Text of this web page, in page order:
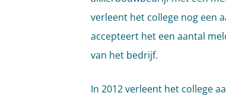
verleent het college nog een
accepteert het een aantal
van het bedrijf.
In 2012 verleent het college